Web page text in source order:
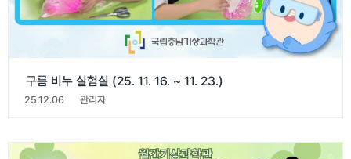
구름 비누 실험실 (25. 11. 16. ~ 11. 23.)
25.12.06 관리자